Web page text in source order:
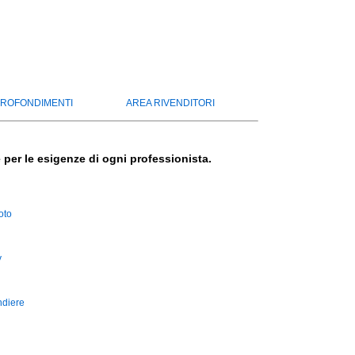
AREA RIVENDITORI
le esigenze di ogni professionista.